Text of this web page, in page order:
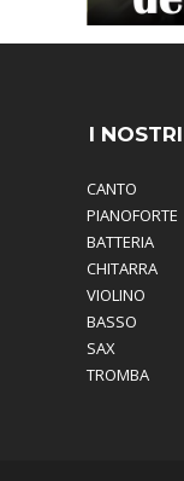
I
CANTO
PIANOFORTE
BATTERIA
CHITARRA
VIOLINO
BASSO
SAX
TROMBA